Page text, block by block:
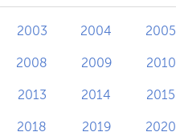
2003 2004 2005
2008 2009 2010
2013 2014 2015
2018 2019 2020